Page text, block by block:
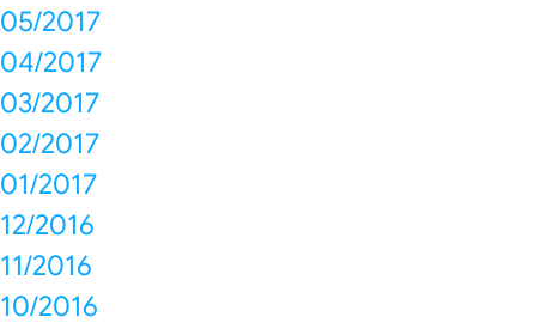
05/2017
04/2017
03/2017
02/2017
01/2017
12/2016
11/2016
10/2016